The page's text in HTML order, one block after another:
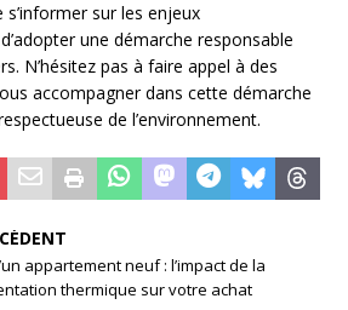
sur les enjeux
une démarche responsable
N’hésitez pas à faire appel à des
accompagner dans cette démarche
de l’environnement.
appartement neuf : l’impact de la
thermique sur votre achat